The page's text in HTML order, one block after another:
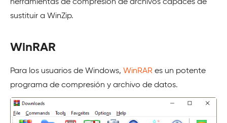
herramientas de compresión de archivos capaces de
sustituir a WinZip.
WinRAR
Para los usuarios de Windows, WinRAR es un potente
programa de compresión y archivo de datos.